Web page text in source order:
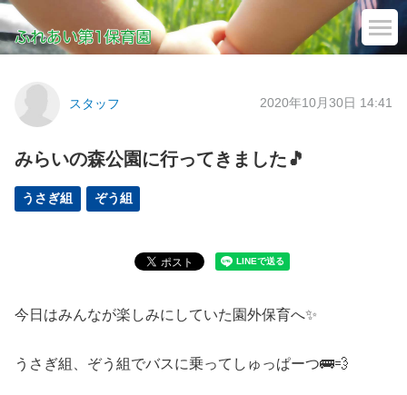
スタッフ 2020年10月30日 14:41
みらいの森公園に行ってきました🎵
うさぎ組 ぞう組
今日はみんなが楽しみにしていた園外保育へ✨
うさぎ組、ぞう組でバスに乗ってしゅっぱーつ🚌💨